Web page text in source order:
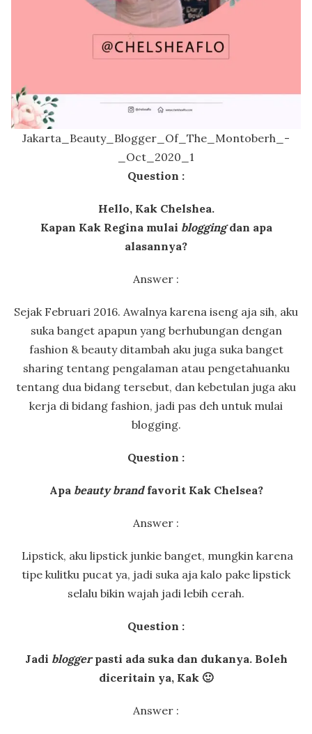
Jakarta_Beauty_Blogger_Of_The_Montoberh_-
_Oct_2020_1
Question :
Hello, Kak Chelshea.
Kapan Kak Regina mulai bloggingdan apa
alasannya?
Answer :
Sejak Februari 2016. Awalnya karena iseng aja sih, aku
suka banget apapun yang berhubungan dengan
fashion & beauty ditambah aku juga suka banget
sharing tentang pengalaman atau pengetahuanku
tentang dua bidang tersebut, dan kebetulan juga aku
kerja di bidang fashion, jadi pas deh untuk mulai
blogging.
Question :
Apa beauty brand favorit Kak Chelsea?
Answer :
Lipstick, aku lipstick junkie banget, mungkin karena
tipe kulitku pucat ya, jadi suka aja kalo pake lipstick
selalu bikin wajah jadi lebih cerah.
Question :
Jadi bloggerpasti ada suka dan dukanya. Boleh
diceritain ya, Kak 🙂
Answer :